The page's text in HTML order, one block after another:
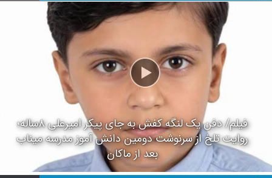
فیلم/ دفن یک لنگه کفش به جای پیکر امیرعلی ۸ساله؛
روایت تلخ از سرنوشت دومین دانش آموز مدرسه میناب
بعد از ماکان